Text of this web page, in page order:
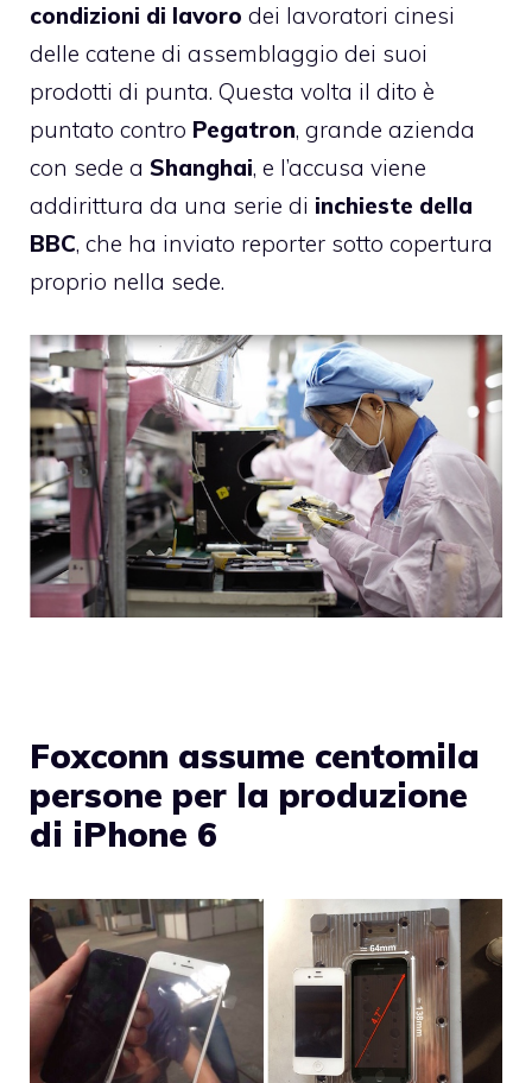
condizioni di lavoro dei lavoratori cinesi
delle catene di assemblaggio dei suoi
prodotti di punta. Questa volta il dito è
puntato contro Pegatron, grande azienda
con sede a Shanghai, e l’accusa viene
addirittura da una serie di inchieste della
BBC, che ha inviato reporter sotto copertura
proprio nella sede.
Foxconn assume centomila
persone per la produzione
di iPhone 6